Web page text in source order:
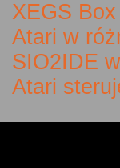
XEGS Box
Atari w
SIO2IDE
Atari